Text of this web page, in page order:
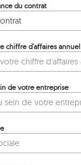
du contrat
chiffre d'affaires annuel
de votre entreprise